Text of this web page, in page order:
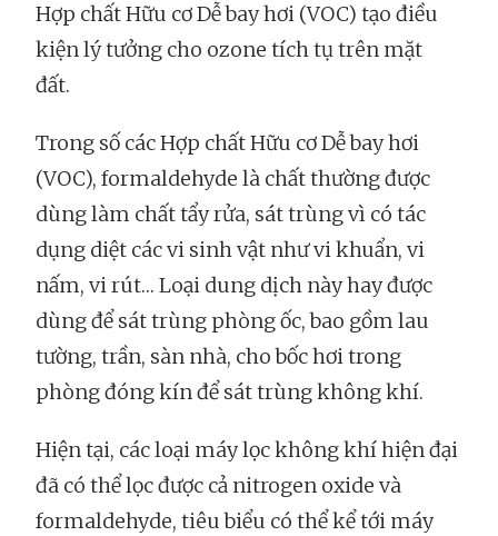
Hợp chất Hữu cơ Dễ bay hơi (VOC) tạo điều
kiện lý tưởng cho ozone tích tụ trên mặt
đất.
Trong số các Hợp chất Hữu cơ Dễ bay hơi
(VOC), formaldehyde là chất thường được
dùng làm chất tẩy rửa, sát trùng vì có tác
dụng diệt các vi sinh vật như vi khuẩn, vi
nấm, vi rút… Loại dung dịch này hay được
dùng để sát trùng phòng ốc, bao gồm lau
tường, trần, sàn nhà, cho bốc hơi trong
phòng đóng kín để sát trùng không khí.
Hiện tại, các loại máy lọc không khí hiện đại
đã có thể lọc được cả nitrogen oxide và
formaldehyde, tiêu biểu có thể kể tới máy